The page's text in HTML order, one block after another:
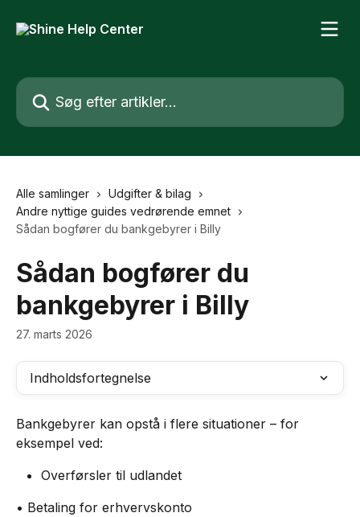
Søg efter artikler...
Alle samlinger
Udgifter & bilag
Andre nyttige guides vedrørende emnet
Sådan bogfører du bankgebyrer i Billy
Sådan bogfører du
bankgebyrer i Billy
27. marts 2026
Indholdsfortegnelse
Bankgebyrer kan opstå i flere situationer – for
eksempel ved:
Overførsler til udlandet
• Betaling for erhvervskonto